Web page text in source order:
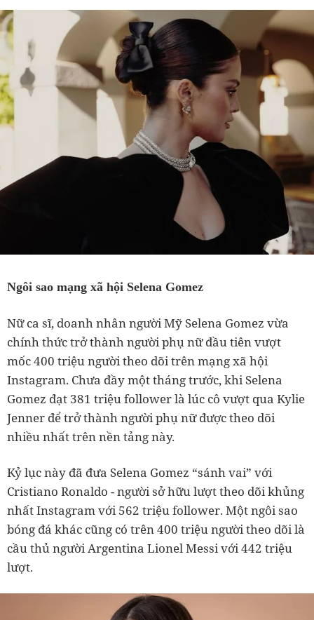
Ngôi sao mạng xã hội Selena Gomez
Nữ ca sĩ, doanh nhân người Mỹ Selena Gomez vừa
chính thức trở thành người phụ nữ đầu tiên vượt
mốc 400 triệu người theo dõi trên mạng xã hội
Instagram. Chưa đầy một tháng trước, khi Selena
Gomez đạt 381 triệu follower là lúc cô vượt qua Kylie
Jenner để trở thành người phụ nữ được theo dõi
nhiều nhất trên nền tảng này.
Kỷ lục này đã đưa Selena Gomez “sánh vai” với
Cristiano Ronaldo - người sở hữu lượt theo dõi khủng
nhất Instagram với 562 triệu follower. Một ngôi sao
bóng đá khác cũng có trên 400 triệu người theo dõi là
cầu thủ người Argentina Lionel Messi với 442 triệu
lượt.